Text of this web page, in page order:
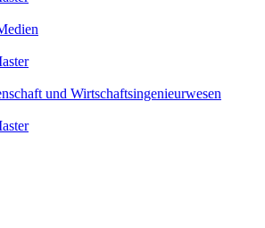
und Wirtschaftsingenieurwesen